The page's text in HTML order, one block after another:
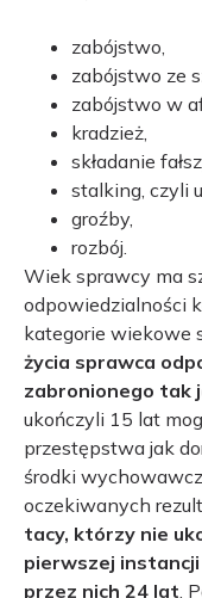
zabójstwo,
zabójstwo ze
zabójstwo w
kradzież,
składanie
stalking, czyli
groźby,
rozbój.
Wiek sprawcy ma
odpowiedzialności
kategorie wiekowe
życia sprawca
zabronionego tak
ukończyli 15 lat
przestępstwa jak
środki
oczekiwanych
tacy, którzy nie
pierwszej instancji
przez nich 24 lat.